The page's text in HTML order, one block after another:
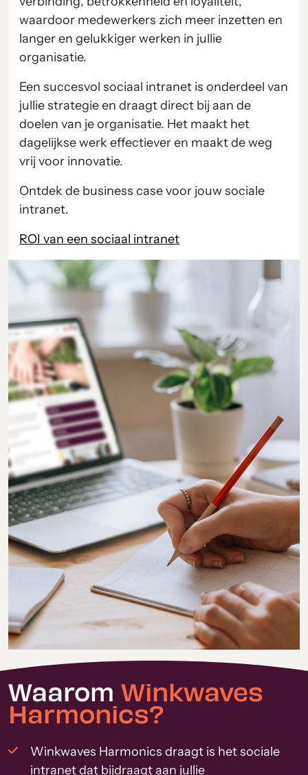
waardoor medewerkers zich meer inzetten en
langer en gelukkiger werken in jullie
organisatie.
Een succesvol sociaal intranet is onderdeel van
jullie strategie en draagt direct bij aan de
doelen van je organisatie. Het maakt het
dagelijkse werk effectiever en maakt de weg
vrij voor innovatie.
Ontdek de business case voor jouw sociale
intranet.
ROI van een sociaal intranet
Waarom Winkwaves
Harmonics?
Winkwaves Harmonics draagt is het sociale
intranet dat bijdraagt aan jullie